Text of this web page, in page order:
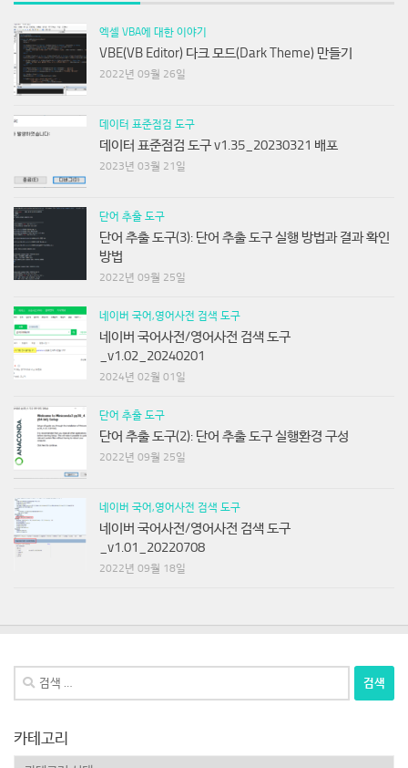
엑셀 VBA에 대한 이야기
VBE(VB Editor) 다크 모드(Dark Theme) 만들기
2022년 09월 26일
데이터 표준점검 도구
데이터 표준점검 도구 v1.35_20230321 배포
2023년 03월 21일
단어 추출 도구
단어 추출 도구(3): 단어 추출 도구 실행 방법과 결과 확인
방법
2022년 09월 25일
네이버 국어,영어사전 검색 도구
네이버 국어사전/영어사전 검색 도구
_v1.02_20240201
2024년 02월 01일
단어 추출 도구
단어 추출 도구(2): 단어 추출 도구 실행환경 구성
2022년 09월 25일
네이버 국어,영어사전 검색 도구
네이버 국어사전/영어사전 검색 도구
_v1.01_20220708
2022년 09월 18일
검
색:
카테고리